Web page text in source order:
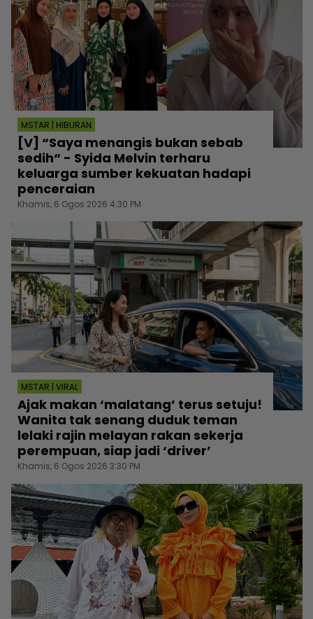
MSTAR | HIBURAN
[V] “Saya menangis bukan sebab
sedih“ - Syida Melvin terharu
keluarga sumber kekuatan hadapi
penceraian
Khamis, 6 Ogos 2026 4:30 PM
MSTAR | VIRAL
Ajak makan ‘malatang’ terus setuju!
Wanita tak senang duduk teman
lelaki rajin melayan rakan sekerja
perempuan, siap jadi ‘driver’
Khamis, 6 Ogos 2026 3:30 PM